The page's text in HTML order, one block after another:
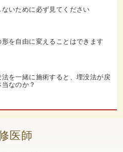
いために必ず見てください
を自由に変えることはできます
を一緒に施術すると、埋没法が戻
なのか？
医師